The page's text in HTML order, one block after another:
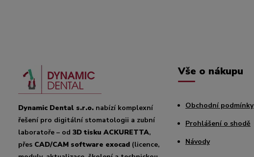
Dynamic Dental s.r.o. nabízí komplexní
řešení pro digitální stomatologii a zubní
laboratoře – od 3D tisku ACKURETTA,
přes CAD/CAM software exocad (licence,
Vše o nákupu
Obchodní podmínky
Prohlášení o shodě
Návody